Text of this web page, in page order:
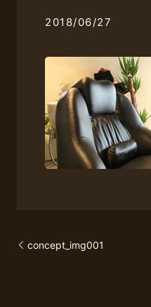
2018/06/27
concept_img001